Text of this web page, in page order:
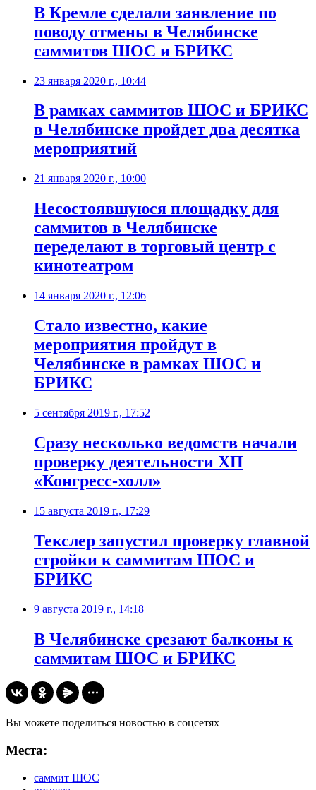
В Кремле сделали заявление по
поводу отмены в Челябинске
саммитов ШОС и БРИКС
23 января 2020 г., 10:44
В рамках саммитов ШОС и БРИКС
в Челябинске пройдет два десятка
мероприятий
21 января 2020 г., 10:00
Несостоявшуюся площадку для
саммитов в Челябинске
переделают в торговый центр с
кинотеатром
14 января 2020 г., 12:06
Стало известно, какие
мероприятия пройдут в
Челябинске в рамках ШОС и
БРИКС
5 сентября 2019 г., 17:52
Сразу несколько ведомств начали
проверку деятельности ХП
«Конгресс-холл»
15 августа 2019 г., 17:29
Текслер запустил проверку главной
стройки к саммитам ШОС и
БРИКС
9 августа 2019 г., 14:18
В Челябинске срезают балконы к
саммитам ШОС и БРИКС
Вы можете поделиться новостью в соцсетях
Места:
саммит ШОС